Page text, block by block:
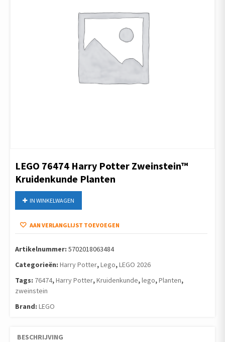
LEGO 76474 Harry Potter Zweinstein™
Kruidenkunde Planten
IN WINKELWAGEN
AAN VERLANGLIJST TOEVOEGEN
Artikelnummer: 5702018063484
Categorieën: Harry Potter,Lego,LEGO 2026
Tags: 76474,Harry Potter,Kruidenkunde,lego,Planten,
zweinstein
Brand: LEGO
BESCHRIJVING